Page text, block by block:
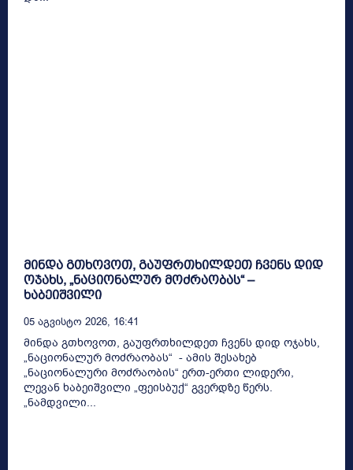
მინდა გთხოვოთ, გაუფრთხილდეთ ჩვენს დიდ
ოჯახს, „ნაციონალურ მოძრაობას“ –
ხაბეიშვილი
05 Აგვისტო 2026, 16:41
მინდა გთხოვოთ, გაუფრთხილდეთ ჩვენს დიდ ოჯახს,
„ნაციონალურ მოძრაობას“ - ამის შესახებ
„ნაციონალური მოძრაობის“ ერთ-ერთი ლიდერი,
ლევან ხაბეიშვილი „ფეისბუქ“ გვერდზე წერს.
„ნამდვილი...